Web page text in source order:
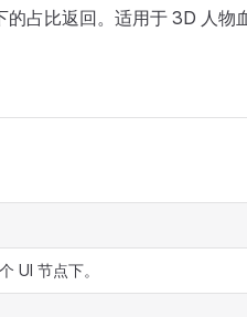
占比返回。适用于 3D 人物
UI 节点下。